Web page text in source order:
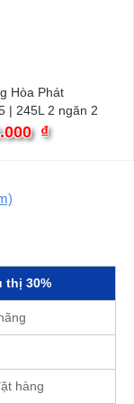
Hòa Phát
| 245L 2 ngăn 2
₫
thị 30%
hàng